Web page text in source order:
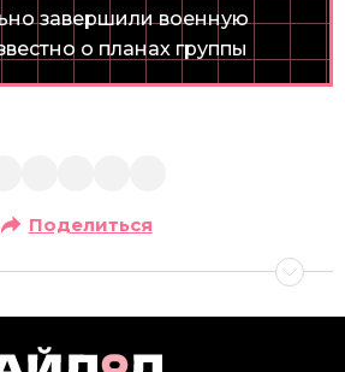
завершили военную
о планах группы
Поделиться